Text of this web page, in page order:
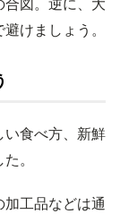
図。逆に、大
けましょう。
い食べ方、新鮮
。
工品などは通